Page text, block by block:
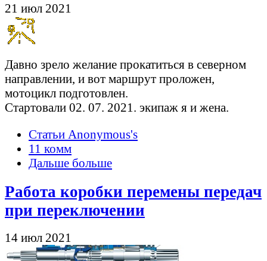
21 июл 2021
Давно зрело желание прокатиться в северном
направлении, и вот маршрут проложен,
мотоцикл подготовлен.
Стартовали 02. 07. 2021. экипаж я и жена.
Статьи Anonymous's
11 комм
Дальше больше
Работа коробки перемены передач
при переключении
14 июл 2021